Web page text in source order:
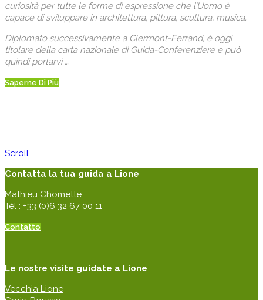
curiosità per tutte le forme di espressione che l’Uomo è
capace di sviluppare in architettura, pittura, scultura, musica.
Diplomato successivamente a Clermont-Ferrand, è oggi
titolare della carta nazionale di Guida-Conferenziere e può
quindi portarvi …
Saperne Di Più
Scroll
Contatta la tua guida a Lione
Mathieu Chomette
Tél : +33 (0)6 32 67 00 11
Contatto
Le nostre visite guidate a Lione
Vecchia Lione